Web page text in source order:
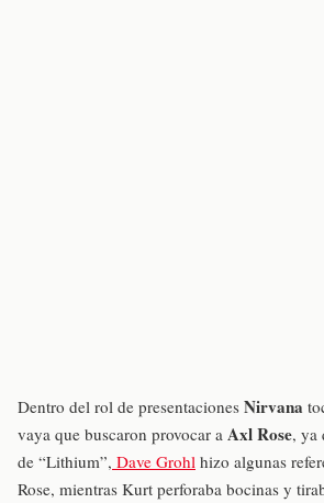
Dentro del rol de presentaciones Nirvana
vaya que buscaron provocar a Axl Rose, ya
de “Lithium”, Dave Grohl hizo algunas
Rose, mientras Kurt perforaba bocinas y